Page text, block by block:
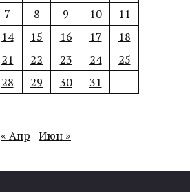
7 8 9 10
11
14 15 16 17
18
21 22 23 24
25
28 29 30 31
« Апр Июн »